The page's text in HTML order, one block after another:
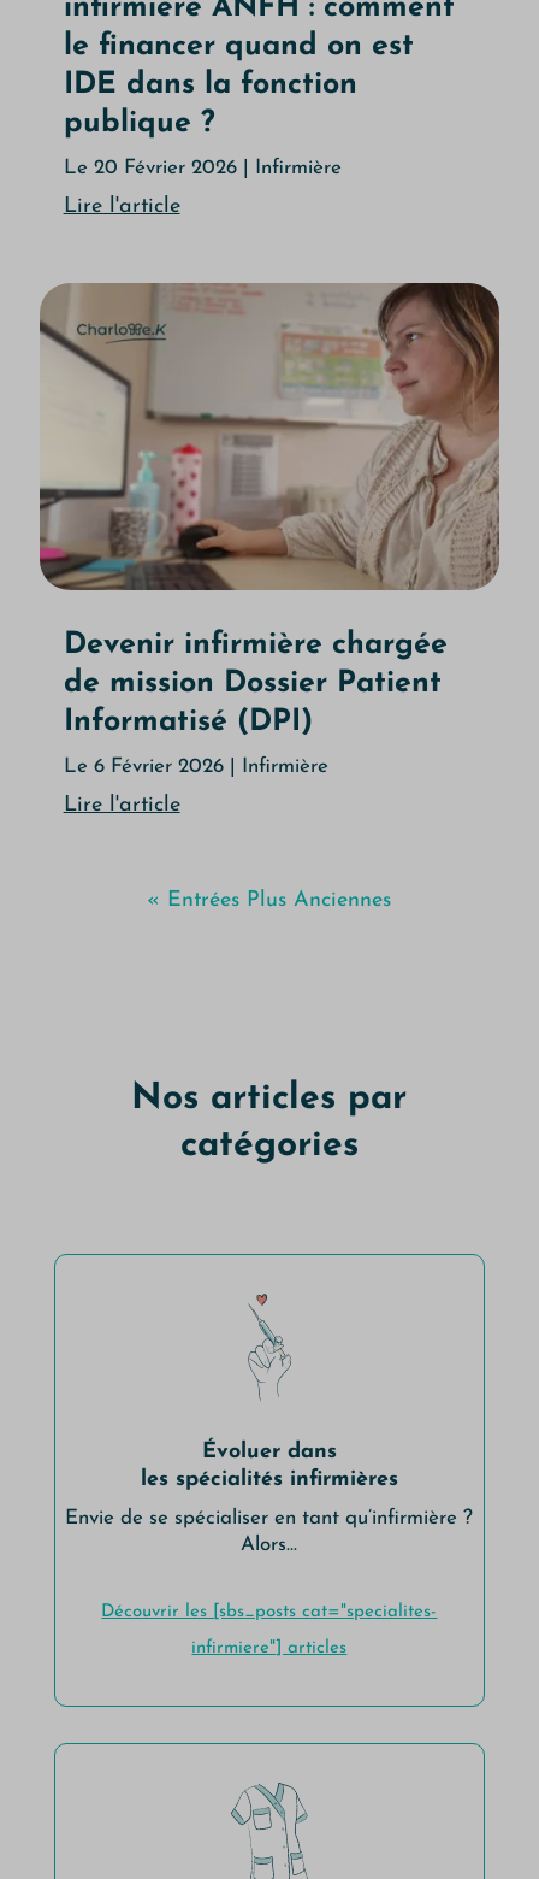
infirmière ANFH : comment
le financer quand on est
IDE dans la fonction
publique ?
Le 20 Février 2026| Infirmière
Lire l'article
Devenir infirmière chargée
de mission Dossier Patient
Informatisé (DPI)
Le 6 Février 2026| Infirmière
Lire l'article
« Entrées Plus Anciennes
Nos articles par
catégories
Évoluer dans
les spécialités infirmières
Envie de se spécialiser en tant qu’infirmière ?
Alors…
Découvrir les [sbs_posts cat="specialites-
infirmiere"] articles